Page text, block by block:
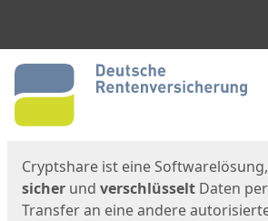
Start
Cryptshare ist eine
sicher und verschlüsselt Daten
Transfer an eine andere